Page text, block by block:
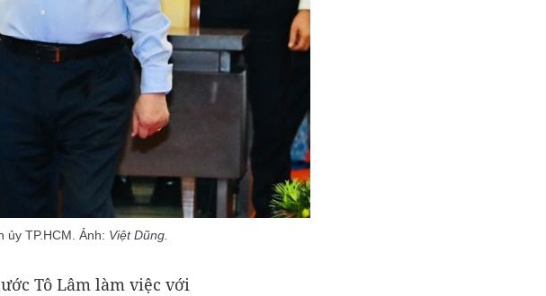
TP.HCM. Ảnh: Việt Dũng.
Tô Lâm làm việc với